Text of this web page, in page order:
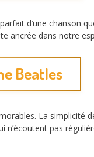
d’une chanson
ancrée dans notre
Beatles
La simplicité
n’écoutent pas